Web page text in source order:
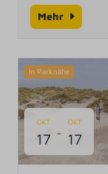
Mehr
In Parknähe
OKT
17 -
OKT
17